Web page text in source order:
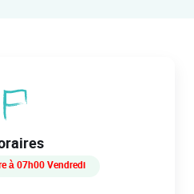
à 07h00 Vendredi